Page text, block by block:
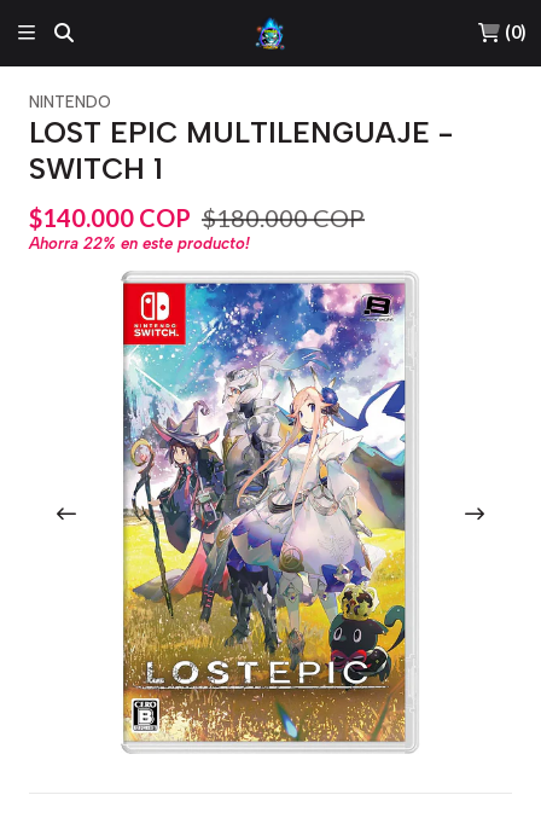
(0)
NINTENDO
LOST EPIC MULTILENGUAJE -
SWITCH 1
$140.000 COP $180.000 COP
Ahorra 22% en este producto!